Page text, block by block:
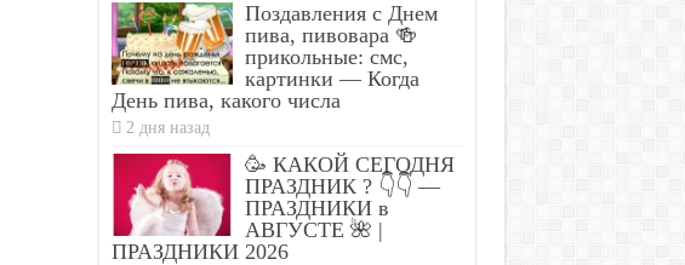
Поздавления с Днем
пива, пивовара 🍻
прикольные: смс,
картинки — Когда
День пива, какого числа
2 дня назад
🥳 КАКОЙ СЕГОДНЯ
ПРАЗДНИК ? 👇👇 —
ПРАЗДНИКИ в
АВГУСТЕ 🌺 |
ПРАЗДНИКИ 2026